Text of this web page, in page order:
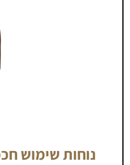
נוחות שימוש